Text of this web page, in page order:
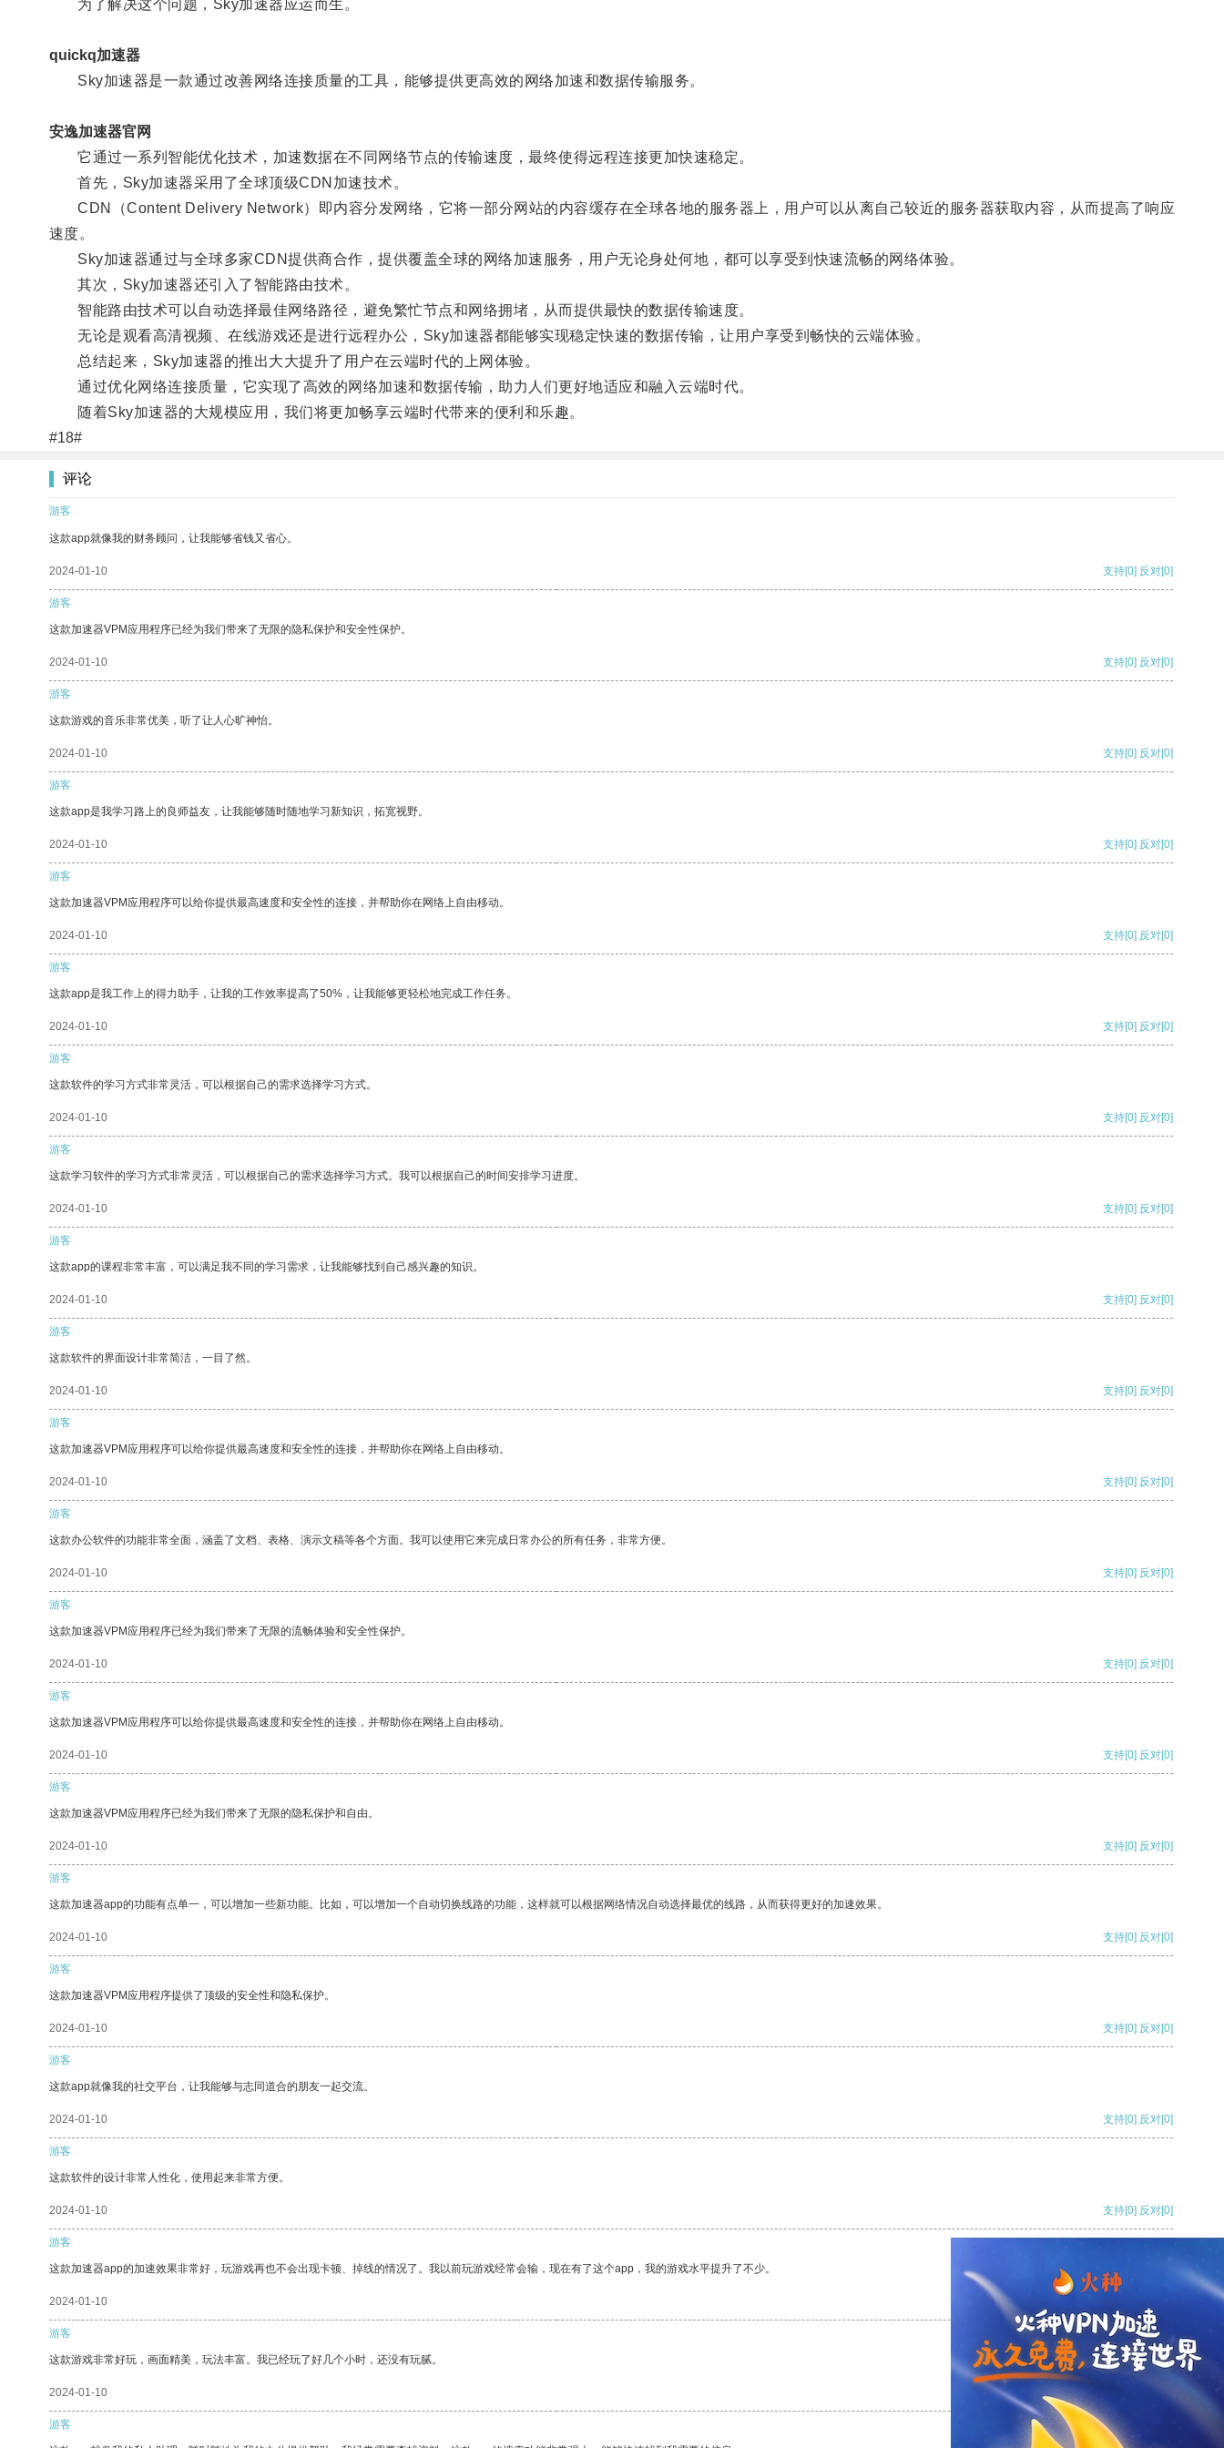
为了解决这个问题，Sky加速器应运而生。
quickq加速器
Sky加速器是一款通过改善网络连接质量的工具，能够提供更高效的网络加速和数据传输服务。
安逸加速器官网
它通过一系列智能优化技术，加速数据在不同网络节点的传输速度，最终使得远程连接更加快速稳定。
首先，Sky加速器采用了全球顶级CDN加速技术。
CDN（Content Delivery Network）即内容分发网络，它将一部分网站的内容缓存在全球各地的服务器上，用户可以从离自己较近的服务器获取内容，从而提高了响应
速度。
Sky加速器通过与全球多家CDN提供商合作，提供覆盖全球的网络加速服务，用户无论身处何地，都可以享受到快速流畅的网络体验。
其次，Sky加速器还引入了智能路由技术。
智能路由技术可以自动选择最佳网络路径，避免繁忙节点和网络拥堵，从而提供最快的数据传输速度。
无论是观看高清视频、在线游戏还是进行远程办公，Sky加速器都能够实现稳定快速的数据传输，让用户享受到畅快的云端体验。
总结起来，Sky加速器的推出大大提升了用户在云端时代的上网体验。
通过优化网络连接质量，它实现了高效的网络加速和数据传输，助力人们更好地适应和融入云端时代。
随着Sky加速器的大规模应用，我们将更加畅享云端时代带来的便利和乐趣。
#18#
评论
游客
这款app就像我的财务顾问，让我能够省钱又省心。
2024-01-10 支持[0] 反对[0]
游客
这款加速器VPM应用程序已经为我们带来了无限的隐私保护和安全性保护。
2024-01-10 支持[0] 反对[0]
游客
这款游戏的音乐非常优美，听了让人心旷神怡。
2024-01-10 支持[0] 反对[0]
游客
这款app是我学习路上的良师益友，让我能够随时随地学习新知识，拓宽视野。
2024-01-10 支持[0] 反对[0]
游客
这款加速器VPM应用程序可以给你提供最高速度和安全性的连接，并帮助你在网络上自由移动。
2024-01-10 支持[0] 反对[0]
游客
这款app是我工作上的得力助手，让我的工作效率提高了50%，让我能够更轻松地完成工作任务。
2024-01-10 支持[0] 反对[0]
游客
这款软件的学习方式非常灵活，可以根据自己的需求选择学习方式。
2024-01-10 支持[0] 反对[0]
游客
这款学习软件的学习方式非常灵活，可以根据自己的需求选择学习方式。我可以根据自己的时间安排学习进度。
2024-01-10 支持[0] 反对[0]
游客
这款app的课程非常丰富，可以满足我不同的学习需求，让我能够找到自己感兴趣的知识。
2024-01-10 支持[0] 反对[0]
游客
这款软件的界面设计非常简洁，一目了然。
2024-01-10 支持[0] 反对[0]
游客
这款加速器VPM应用程序可以给你提供最高速度和安全性的连接，并帮助你在网络上自由移动。
2024-01-10 支持[0] 反对[0]
游客
这款办公软件的功能非常全面，涵盖了文档、表格、演示文稿等各个方面。我可以使用它来完成日常办公的所有任务，非常方便。
2024-01-10 支持[0] 反对[0]
游客
这款加速器VPM应用程序已经为我们带来了无限的流畅体验和安全性保护。
2024-01-10 支持[0] 反对[0]
游客
这款加速器VPM应用程序可以给你提供最高速度和安全性的连接，并帮助你在网络上自由移动。
2024-01-10 支持[0] 反对[0]
游客
这款加速器VPM应用程序已经为我们带来了无限的隐私保护和自由。
2024-01-10 支持[0] 反对[0]
游客
这款加速器app的功能有点单一，可以增加一些新功能。比如，可以增加一个自动切换线路的功能，这样就可以根据网络情况自动选择最优的线路，从而获得更好的加速效果。
2024-01-10 支持[0] 反对[0]
游客
这款加速器VPM应用程序提供了顶级的安全性和隐私保护。
2024-01-10 支持[0] 反对[0]
游客
这款app就像我的社交平台，让我能够与志同道合的朋友一起交流。
2024-01-10 支持[0] 反对[0]
游客
这款软件的设计非常人性化，使用起来非常方便。
2024-01-10 支持[0] 反对[0]
游客
这款加速器app的加速效果非常好，玩游戏再也不会出现卡顿、掉线的情况了。我以前玩游戏经常会输，现在有了这个app，我的游戏水平提升了不少。
2024-01-10
游客
这款游戏非常好玩，画面精美，玩法丰富。我已经玩了好几个小时，还没有玩腻。
2024-01-10 反对
游客